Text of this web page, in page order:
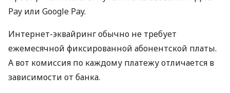
Pay или Google Pay.
Интернет-эквайринг обычно не требует
ежемесячной фиксированной абонентской платы.
А вот комиссия по каждому платежу отличается в
зависимости от банка.